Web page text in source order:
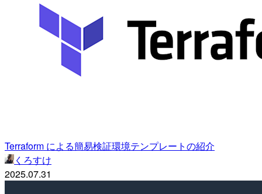
Terraform による簡易検証環境テンプレートの紹介
くろすけ
2025.07.31